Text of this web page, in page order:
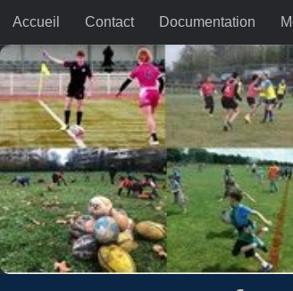
Skip to content
Accueil Contact Documentation